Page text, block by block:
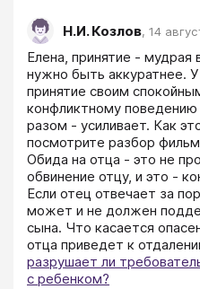
Н.И. Козлов, 14
Елена, принятие - мудрая
нужно быть аккуратнее.
принятие своим
конфликтному
разом - усиливает. Как
посмотрите разбор
Обида на отца - это не
обвинение отцу, и это -
Если отец отвечает за
может и не должен
сына. Что касается
отца приведет к
разрушает ли
с ребенком?